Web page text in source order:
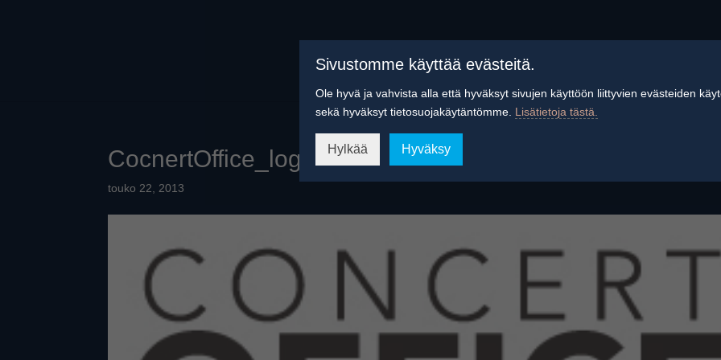
CocnertOffice_logo_harmaa
touko 22, 2013
Sivustomme käyttää evästeitä.
Ole hyvä ja vahvista alla että hyväksyt sivujen käyttöön liittyvien evästeiden
sekä hyväksyt tietosuojakäytäntömme. Lisätietoja tästä.
Hylkää Hyväksy